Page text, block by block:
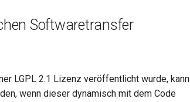
Softwaretransfer
LGPL 2.1 Lizenz veröffentlicht wurde, kann
wenn dieser dynamisch mit dem Code